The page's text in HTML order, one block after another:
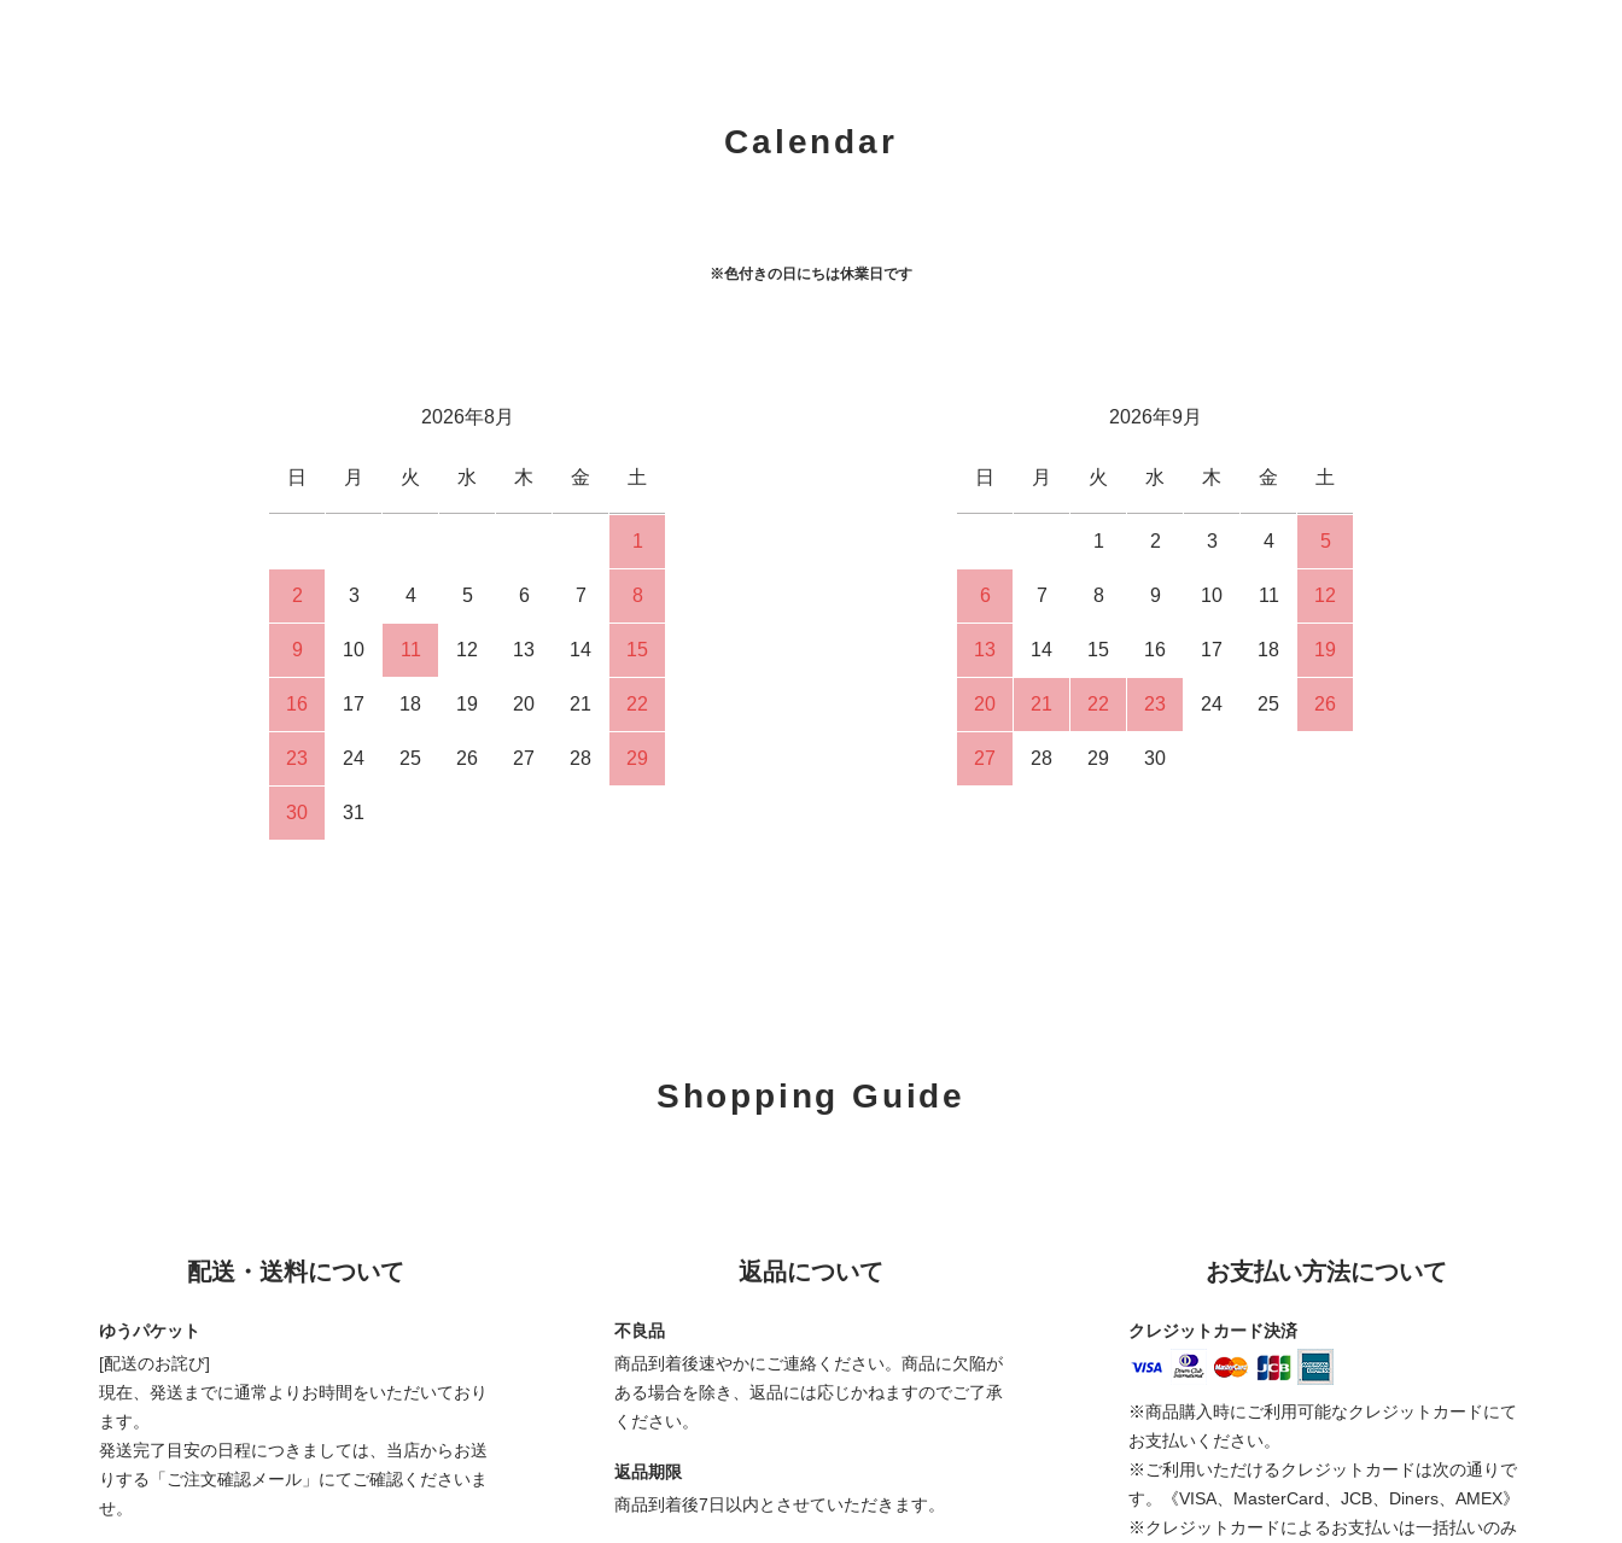
Calendar
※色付きの日にちは休業日です
2026年8月
日 月 火 水 木 金 土
1
2 3 4 5 6 7 8
9 10 11 12 13 14 15
16 17 18 19 20 21 22
23 24 25 26 27 28 29
30 31
2026年9月
日 月 火 水 木 金 土
1 2 3 4 5
6 7 8 9 10 11 12
13 14 15 16 17 18 19
20 21 22 23 24 25 26
27 28 29 30
Shopping Guide
配送・送料について
ゆうパケット
[配送のお詫び]
現在、発送までに通常よりお時間をいただいており
ます。
発送完了目安の日程につきましては、当店からお送
りする「ご注文確認メール」にてご確認くださいま
せ。
返品について
不良品
商品到着後速やかにご連絡ください。商品に欠陥が
ある場合を除き、返品には応じかねますのでご了承
ください。
返品期限
商品到着後7日以内とさせていただきます。
お支払い方法について
クレジットカード決済
※商品購入時にご利用可能なクレジットカードにて
お支払いください。
※ご利用いただけるクレジットカードは次の通りで
す。《VISA、MasterCard、JCB、Diners、AMEX》
※クレジットカードによるお支払いは一括払いのみ